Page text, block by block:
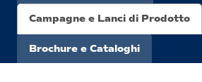
Campagne e Lanci di Prodotto
Brochure e Cataloghi